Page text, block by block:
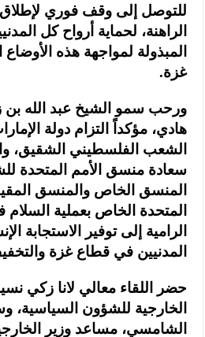
للتوصل إلى وقف فوري لإطلاق
الراهنة، لحماية أرواح كل
المبذولة لمواجهة هذه الأوضاع
غزة.
ورحب سمو الشيخ عبد الله بن
هادي، مؤكداً التزام دولة
الشعب الفلسطيني الشقيق،
سعادة منسق الأمم المتحدة
المنسق الخاص والمنسق
المتحدة الخاص بعملية
الرامية إلى توفير الاستجابة
المدنيين في قطاع غزة
حضر اللقاء معالي لانا زكي
الخارجية للشؤون
الشامسي، مساعد وزير